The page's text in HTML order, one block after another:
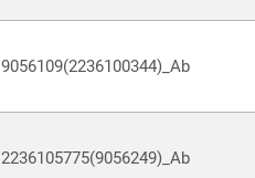
9056109(2236100344)_Ab
2236105775(9056249)_Ab